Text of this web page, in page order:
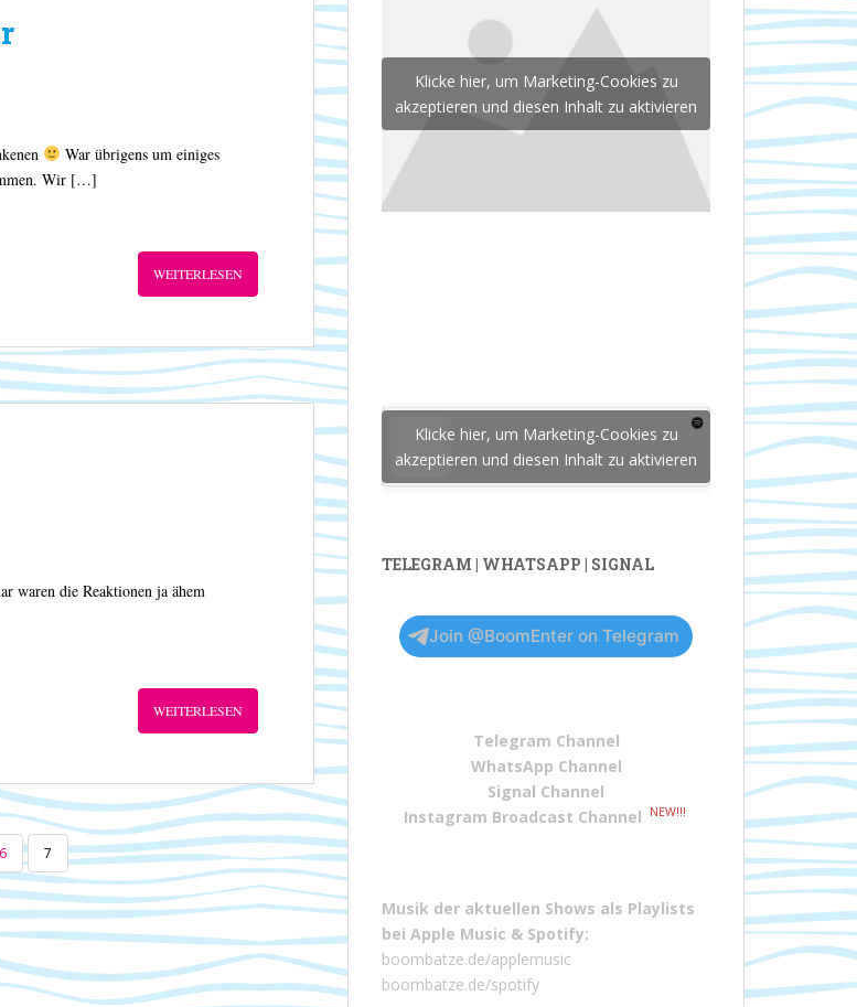
War übrigens um einiges
Wir […]
WEITERLESEN
waren die Reaktionen ja ähem
WEITERLESEN
6 7
Klicke hier, um Marketing-Cookies zu
akzeptieren und diesen Inhalt zu aktivieren
Klicke hier, um Marketing-Cookies zu
akzeptieren und diesen Inhalt zu aktivieren
TELEGRAM | WHATSAPP | SIGNAL
Join @BoomEnter on Telegram
Telegram Channel
WhatsApp Channel
Signal Channel
Instagram Broadcast Channel
NEW!!!
Musik der aktuellen Shows als Playlists
bei Apple Music & Spotify:
boombatze.de/applemusic
boombatze.de/spotify